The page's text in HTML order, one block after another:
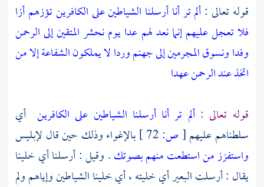
قوله تعالى :ألم تر أنا أرسلنا الشياطين على الكافرين تؤزهم أزا
فلا تعجل عليهم إنما نعد لهم عدا يوم نحشر المتقين إلى الرحمن
وفدا ونسوق المجرمين إلى جهنم وردا لا يملكون الشفاعة إلا من
اتخذ عند الرحمن عهدا
قوله تعالى :ألم تر أنا أرسلنا الشياطين على الكافرين أي
سلطناهم عليهم[ص:
بالإغواء وذلك حين قال لإبليس
واستفزز من استطعت منهم بصوتك. وقيل : أرسلنا أي خلينا
يقال : أرسلت البعير أي خليته ، أي خلينا الشياطين وإياهم ولم